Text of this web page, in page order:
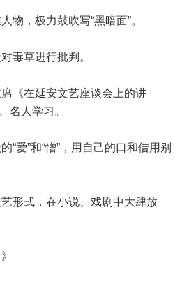
，极力鼓吹写“黑暗面”。
草进行批判。
在延安文艺座谈会上的讲
名人学习。
”和“憎”，用自己的口和借用别
式，在小说、戏剧中大肆放